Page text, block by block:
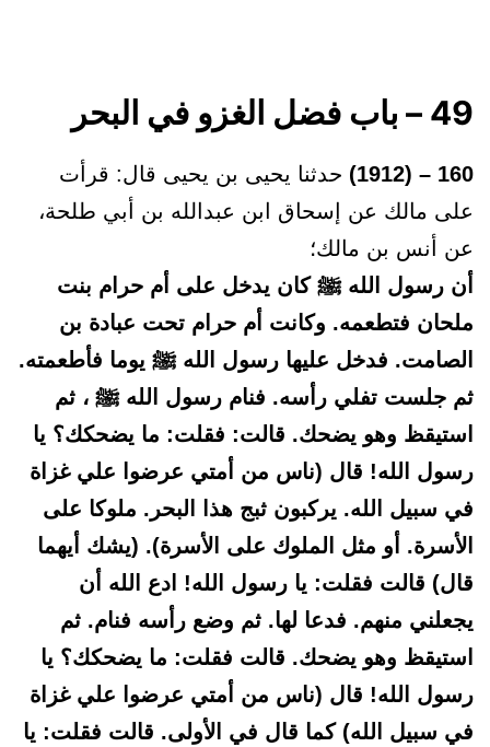
49 – باب فضل الغزو في البحر
160 – (1912)
حدثنا يحيى بن يحيى قال: قرأت
على مالك عن إسحاق ابن عبدالله بن أبي طلحة،
عن أنس بن مالك؛
أن رسول الله ﷺ كان يدخل على أم حرام بنت
ملحان فتطعمه. وكانت أم حرام تحت عبادة بن
الصامت. فدخل عليها رسول الله ﷺ يوما فأطعمته.
ثم جلست تفلي رأسه. فنام رسول الله ﷺ ، ثم
استيقظ وهو يضحك. قالت: فقلت: ما يضحكك؟ يا
رسول الله! قال (ناس من أمتي عرضوا علي غزاة
في سبيل الله. يركبون ثبج هذا البحر. ملوكا على
الأسرة. أو مثل الملوك على الأسرة). (يشك أيهما
قال) قالت فقلت: يا رسول الله! ادع الله أن
يجعلني منهم. فدعا لها. ثم وضع رأسه فنام. ثم
استيقظ وهو يضحك. قالت فقلت: ما يضحكك؟ يا
رسول الله! قال (ناس من أمتي عرضوا علي غزاة
في سبيل الله) كما قال في الأولى. قالت فقلت: يا